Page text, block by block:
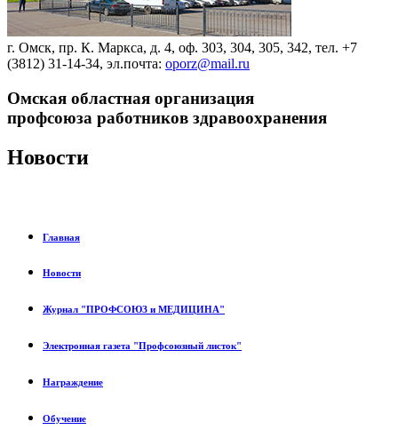
г. Омск, пр. К. Маркса, д. 4, оф. 303, 304, 305, 342, тел. +7
(3812) 31-14-34, эл.почта: oporz@mail.ru
Омская областная организация
профсоюза работников здравоохранения
Новости
Главная
Новости
Журнал "ПРОФСОЮЗ и МЕДИЦИНА"
Электронная газета "Профсоюзный листок"
Награждение
Обучение